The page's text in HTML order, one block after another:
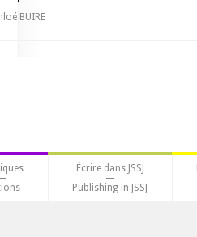
BUIRE
Écrire dans JSSJ
Publishing in JSSJ